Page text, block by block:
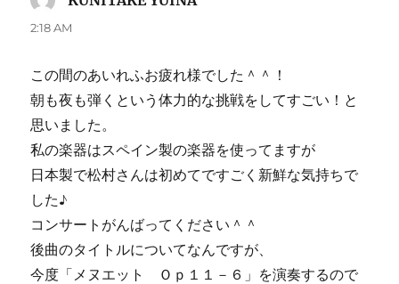
2:18 AM
この間のあいれふお疲れ様でした＾＾！
朝も夜も弾くという体力的な挑戦をしてすごい！と
思いました。
私の楽器はスペイン製の楽器を使ってますが
日本製で松村さんは初めてですごく新鮮な気持ちで
した♪
コンサートがんばってください＾＾
後曲のタイトルについてなんですが、
今度「メヌエット Ｏｐ１１－６」を演奏するので